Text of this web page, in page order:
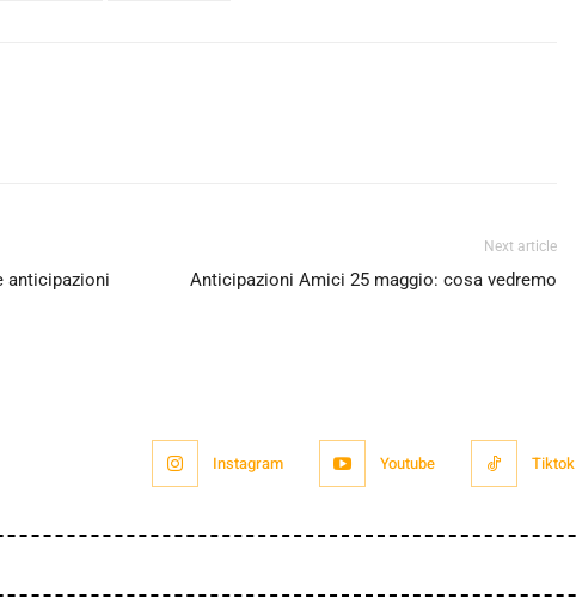
anticipazioni
Next article
Anticipazioni Amici 25 maggio: cosa vedremo
Instagram Youtube Tiktok